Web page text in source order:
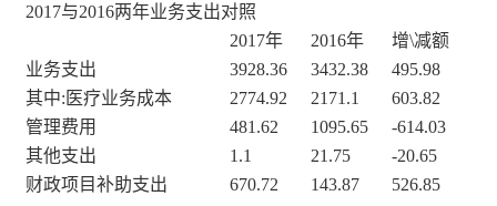
2017与2016两年业务支出对照
2017年
2016年
增\减额
业务支出
3928.36 3432.38
495.98
其中:医疗业务成本
2774.92 2171.1
603.82
管理费用
481.62 1095.65
-614.03
其他支出
1.1 21.75
-20.65
财政项目补助支出
670.72 143.87 526.85